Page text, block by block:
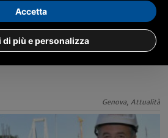
il primo impalcato del ponte
colloquio telefonico con il ministro
Genova, Attualità
di più e personalizza
Accetta